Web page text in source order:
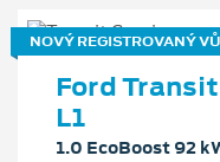
NOVÝ REGISTROVANÝ
Ford
L1
1.0 EcoBoost 92